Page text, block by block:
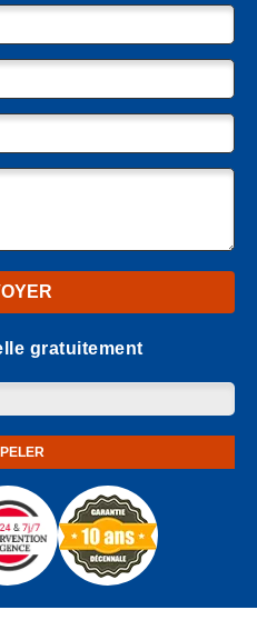
gratuitement